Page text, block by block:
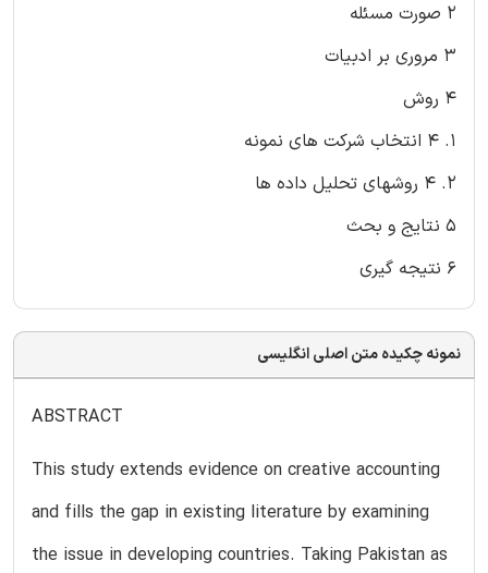
2 صورت مسئله
3 مروری بر ادبیات
4 روش
1. 4 انتخاب شرکت های نمونه
2. 4 روشهای تحلیل داده ها
5 نتایج و بحث
6 نتیجه گیری
نمونه چکیده متن اصلی انگلیسی
ABSTRACT
This study extends evidence on creative accounting
and fills the gap in existing literature by examining
the issue in developing countries. Taking Pakistan as